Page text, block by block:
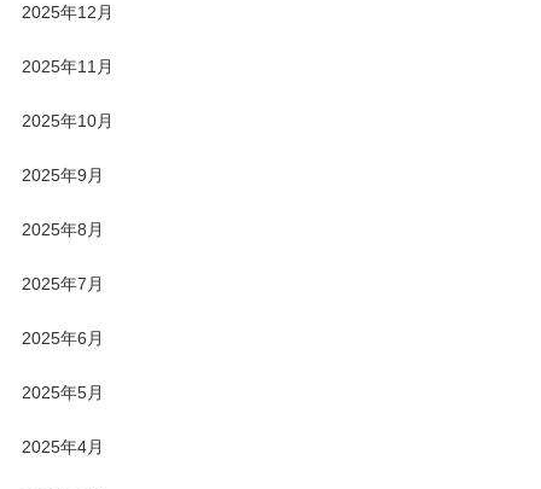
2025年12月
2025年11月
2025年10月
2025年9月
2025年8月
2025年7月
2025年6月
2025年5月
2025年4月